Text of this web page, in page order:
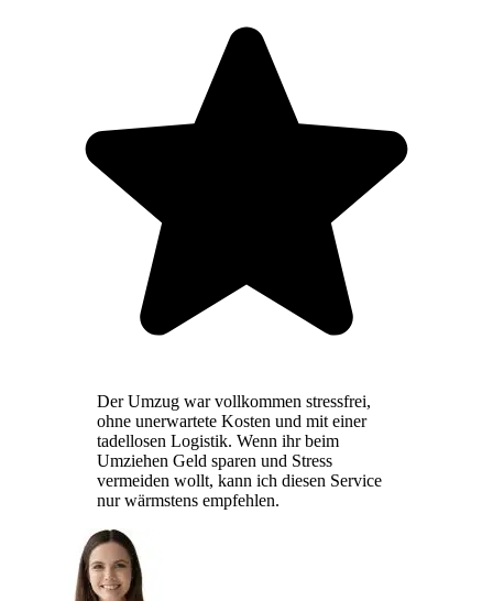
Der Umzug war vollkommen stressfrei,
ohne unerwartete Kosten und mit einer
tadellosen Logistik. Wenn ihr beim
Umziehen Geld sparen und Stress
vermeiden wollt, kann ich diesen Service
nur wärmstens empfehlen.